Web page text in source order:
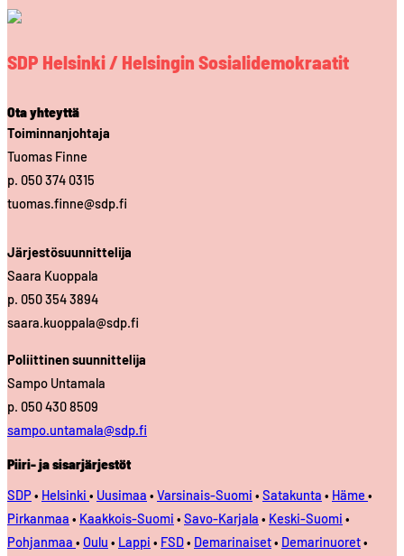
SDP Helsinki / Helsingin Sosialidemokraatit
Ota yhteyttä
Toiminnanjohtaja
Tuomas Finne
p. 050 374 0315
tuomas.finne@sdp.fi
Järjestösuunnittelija
Saara Kuoppala
p. 050 354 3894
saara.kuoppala@sdp.fi
Poliittinen suunnittelija
Sampo Untamala
p. 050 430 8509
sampo.untamala@sdp.fi
Piiri- ja sisarjärjestöt
SDP• Helsinki • Uusimaa • Varsinais-Suomi • Satakunta • Häme •
Pirkanmaa • Kaakkois-Suomi • Savo-Karjala • Keski-Suomi •
Pohjanmaa • Oulu • Lappi • FSD• Demarinaiset• Demarinuoret•